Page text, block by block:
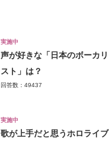
実施中
声が好きな「日本のボーカリ
スト」は？
回答数：49437
実施中
歌が上手だと思うホロライブ